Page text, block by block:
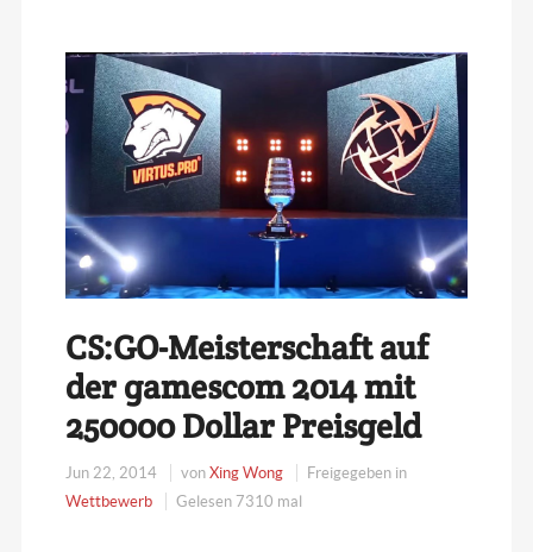
CS:GO-Meisterschaft auf
der gamescom 2014 mit
250000 Dollar Preisgeld
Jun 22, 2014 vonXing Wong
Freigegeben in
Wettbewerb
Gelesen 7310 mal